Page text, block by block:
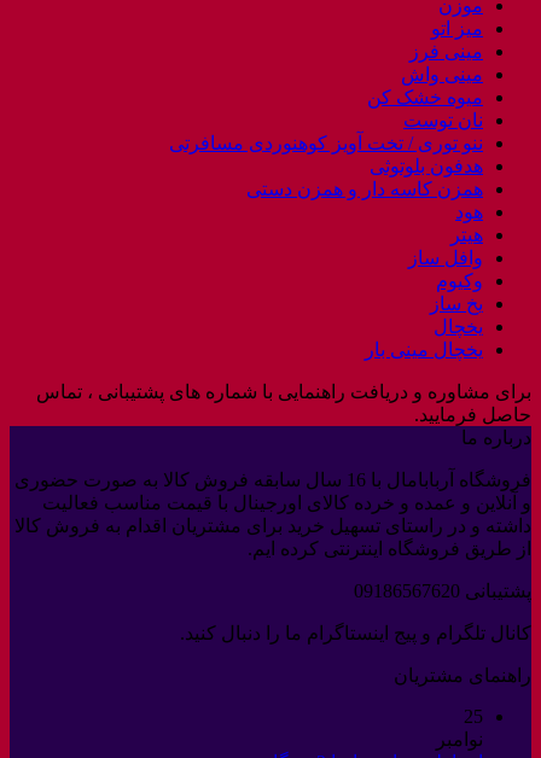
موزن
میز اتو
مینی فرز
مینی واش
میوه خشک کن
نان توست
ننو توری / تخت آویز کوهنوردی مسافرتی
هدفون بلوتوثی
همزن کاسه دار و همزن دستی
هود
هیتر
وافل ساز
وکیوم
یخ ساز
یخچال
یخچال مینی بار
برای مشاوره و دریافت راهنمایی با شماره های پشتیبانی ، تماس
حاصل فرمایید.
درباره ما
فروشگاه آربابامال با 16 سال سابقه فروش کالا به صورت حضوری
و آنلاین و عمده و خرده کالای اورجینال با قیمت مناسب فعالیت
داشته و در راستای تسهیل خرید برای مشتریان اقدام به فروش کالا
از طریق فروشگاه اینترنتی کرده ایم.
پشتیبانی 09186567620
کانال تلگرام و پیج اینستاگرام ما را دنبال کنید.
راهنمای مشتریان
25
نوامبر